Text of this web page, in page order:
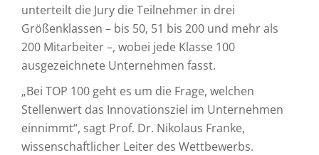
unterteilt die Jury die Teilnehmer in drei
Größenklassen – bis 50, 51 bis 200 und mehr als
200 Mitarbeiter –, wobei jede Klasse 100
ausgezeichnete Unternehmen fasst.
„Bei TOP 100 geht es um die Frage, welchen
Stellenwert das Innovationsziel im Unternehmen
einnimmt“, sagt Prof. Dr. Nikolaus Franke,
wissenschaftlicher Leiter des Wettbewerbs.